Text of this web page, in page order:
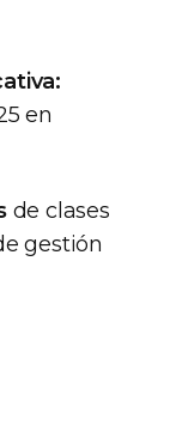
en
de clases
gestión